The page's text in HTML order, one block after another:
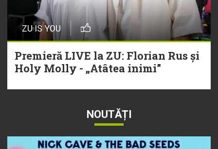
ZU IS YOU
Premieră LIVE la ZU: Florian Rus și
Holy Molly - „Atâtea inimi”
NOUTĂȚI